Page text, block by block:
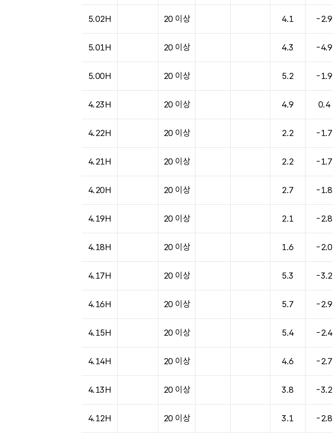
5.02H 20 이상 4.1 -2.9
5.01H 20 이상 4.3 -4.9
5.00H 20 이상 5.2 -1.9
4.23H 20 이상 4.9 0.4
4.22H 20 이상 2.2 -1.7
4.21H 20 이상 2.2 -1.7
4.20H 20 이상 2.7 -1.8
4.19H 20 이상 2.1 -2.8
4.18H 20 이상 1.6 -2.0
4.17H 20 이상 5.3 -3.2
4.16H 20 이상 5.7 -2.9
4.15H 20 이상 5.4 -2.4
4.14H 20 이상 4.6 -2.7
4.13H 20 이상 3.8 -3.2
4.12H 20 이상 3.1 -2.8